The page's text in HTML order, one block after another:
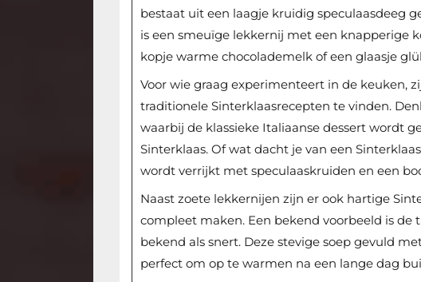
bestaat uit een laagje kruidig speculaasdeeg
is een smeuïge lekkernij met een knapperige
kopje warme chocolademelk of een glaasje
Voor wie graag experimenteert in de keuken,
traditionele Sinterklaasrecepten te vinden.
waarbij de klassieke Italiaanse dessert wordt
Sinterklaas. Of wat dacht je van een
wordt verrijkt met speculaaskruiden en een
Naast zoete lekkernijen zijn er ook hartige
compleet maken. Een bekend voorbeeld is de
bekend als snert. Deze stevige soep gevuld
perfect om op te warmen na een lange dag